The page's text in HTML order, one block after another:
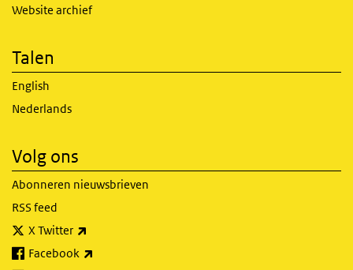
Website archief
Talen
English
Nederlands
Volg ons
Abonneren nieuwsbrieven
RSS feed
X Twitter
Facebook